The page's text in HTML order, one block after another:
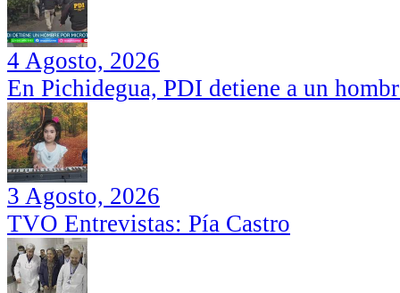
4 Agosto, 2026
En Pichidegua, PDI detiene a un
3 Agosto, 2026
TVO Entrevistas: Pía Castro